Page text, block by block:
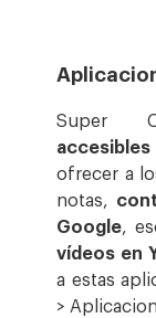
Super
accesibles
ofrecer a
notas,
Google,
vídeos en
a estas
>